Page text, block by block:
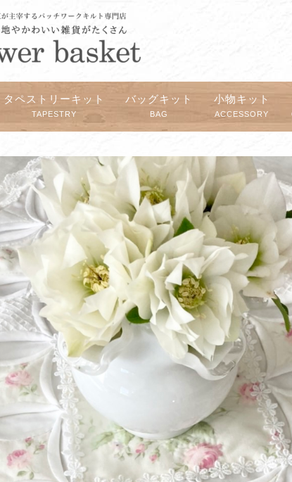
タペストリーキット
TAPESTRY
バッグキット
BAG
小物キット
ACCESSORY